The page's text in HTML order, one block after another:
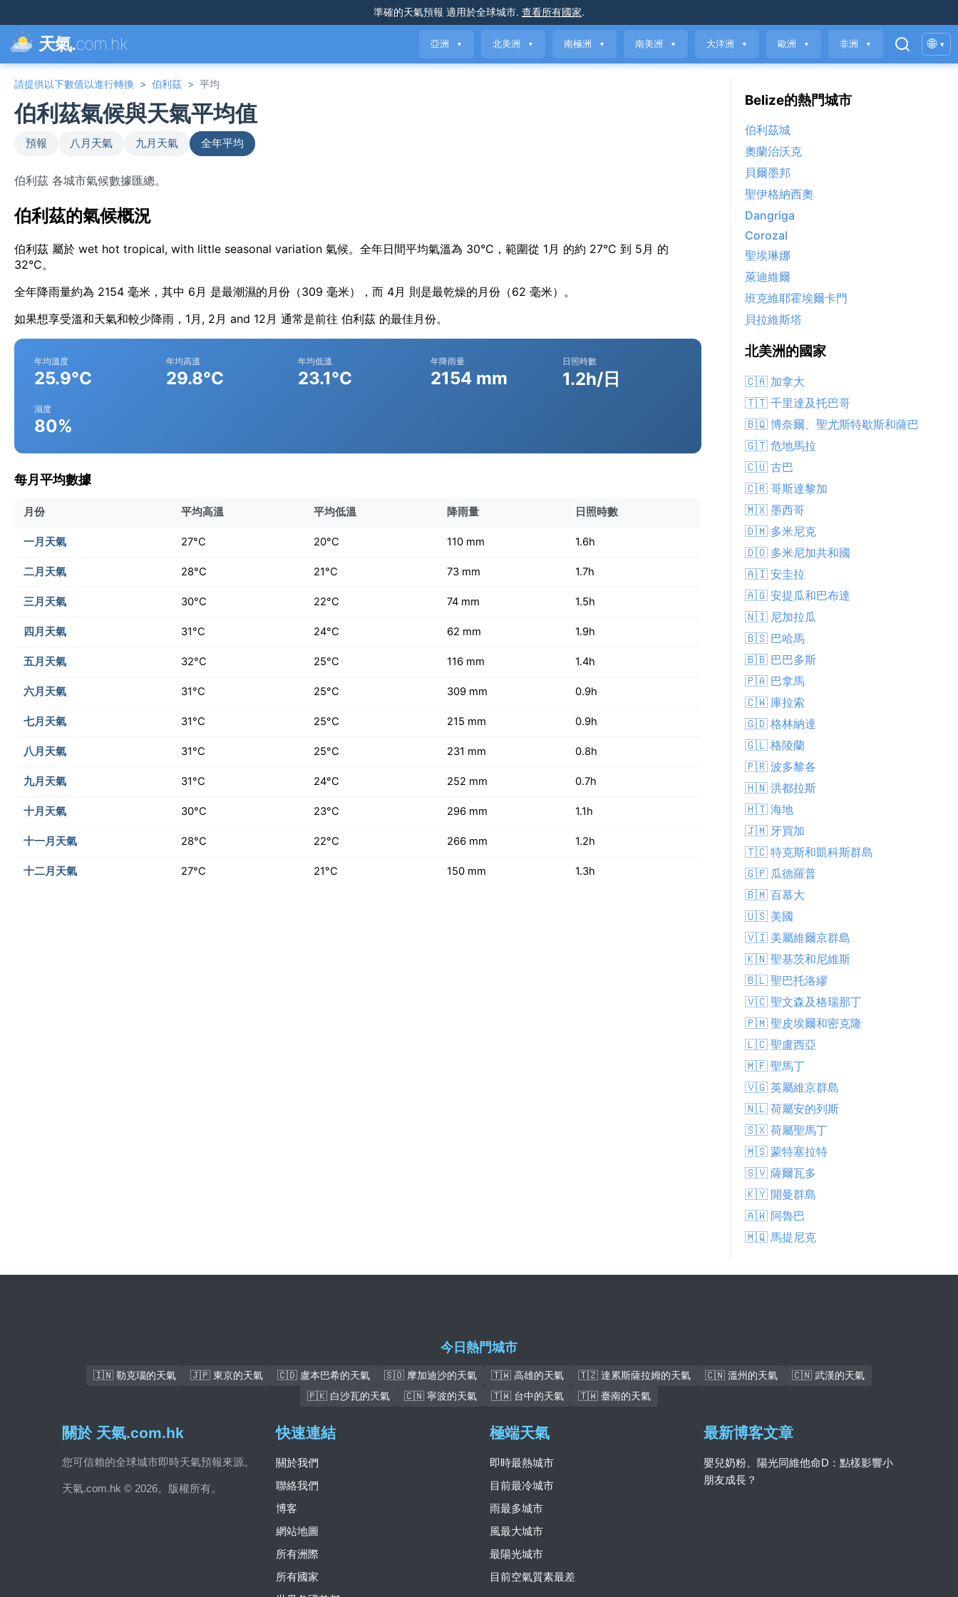
準確的天氣預報 適用於全球城市. 查看所有國家.
天氣.com.hk 亞洲 ▼ 北美洲 ▼ 南極洲 ▼ 南美洲 ▼ 大洋洲 ▼ 歐洲 ▼ 非洲 ▼ 🌐 ▾
請提供以下數值以進行轉換 > 伯利茲 > 平均
伯利茲氣候與天氣平均值
預報 八月天氣 九月天氣 全年平均
伯利茲 各城市氣候數據匯總。
伯利茲的氣候概況
伯利茲 屬於 wet hot tropical, with little seasonal variation 氣候。全年日間平均氣溫為 30°C，範圍從 1月 的約 27°C 到 5月 的
32°C。
全年降雨量約為 2154 毫米，其中 6月 是最潮濕的月份（309 毫米），而 4月 則是最乾燥的月份（62 毫米）。
如果想享受溫和天氣和較少降雨，1月, 2月 and 12月 通常是前往 伯利茲 的最佳月份。
年均溫度
25.9°C
年均高溫
29.8°C
年均低溫
23.1°C
年降雨量
2154 mm
日照時數
1.2h/日
濕度
80%
每月平均數據
月份 平均高溫 平均低溫 降雨量 日照時數
一月天氣 27°C 20°C 110 mm 1.6h
二月天氣 28°C 21°C 73 mm 1.7h
三月天氣 30°C 22°C 74 mm 1.5h
四月天氣 31°C 24°C 62 mm 1.9h
五月天氣 32°C 25°C 116 mm 1.4h
六月天氣 31°C 25°C 309 mm 0.9h
七月天氣 31°C 25°C 215 mm 0.9h
八月天氣 31°C 25°C 231 mm 0.8h
九月天氣 31°C 24°C 252 mm 0.7h
十月天氣 30°C 23°C 296 mm 1.1h
十一月天氣 28°C 22°C 266 mm 1.2h
十二月天氣 27°C 21°C 150 mm 1.3h
Belize的熱門城市
伯利茲城
奧蘭治沃克
貝爾墨邦
聖伊格納西奧
Dangriga
Corozal
聖埃琳娜
萊迪維爾
班克維耶霍埃爾卡門
貝拉維斯塔
北美洲的國家
🇨🇦 加拿大
🇹🇹 千里達及托巴哥
🇧🇶 博奈爾、聖尤斯特歇斯和薩巴
🇬🇹 危地馬拉
🇨🇺 古巴
🇨🇷 哥斯達黎加
🇲🇽 墨西哥
🇩🇲 多米尼克
🇩🇴 多米尼加共和國
🇦🇮 安圭拉
🇦🇬 安提瓜和巴布達
🇳🇮 尼加拉瓜
🇧🇸 巴哈馬
🇧🇧 巴巴多斯
🇵🇦 巴拿馬
🇨🇼 庫拉索
🇬🇩 格林納達
🇬🇱 格陵蘭
🇵🇷 波多黎各
🇭🇳 洪都拉斯
🇭🇹 海地
🇯🇲 牙買加
🇹🇨 特克斯和凱科斯群島
🇬🇵 瓜德羅普
🇧🇲 百慕大
🇺🇸 美國
🇻🇮 美屬維爾京群島
🇰🇳 聖基茨和尼維斯
🇧🇱 聖巴托洛繆
🇻🇨 聖文森及格瑞那丁
🇵🇲 聖皮埃爾和密克隆
🇱🇨 聖盧西亞
🇲🇫 聖馬丁
🇻🇬 英屬維京群島
🇳🇱 荷屬安的列斯
🇸🇽 荷屬聖馬丁
🇲🇸 蒙特塞拉特
🇸🇻 薩爾瓦多
🇰🇾 開曼群島
🇦🇼 阿魯巴
🇲🇶 馬提尼克
今日熱門城市
🇮🇳 勒克瑙的天氣 🇯🇵 東京的天氣 🇨🇩 盧本巴希的天氣 🇸🇴 摩加迪沙的天氣 🇹🇼 高雄的天氣 🇹🇿 達累斯薩拉姆的天氣 🇨🇳 溫州的天氣
🇨🇳 武漢的天氣
🇵🇰 白沙瓦的天氣
🇨🇳 寧波的天氣 🇹🇼 台中的天氣 🇹🇼 臺南的天氣
關於 天氣.com.hk
您可信賴的全球城市即時天氣預報來源。
天氣.com.hk © 2026。版權所有。
快速連結
關於我們
聯絡我們
博客
網站地圖
所有洲際
所有國家
極端天氣
即時最熱城市
目前最冷城市
雨最多城市
風最大城市
最陽光城市
目前空氣質素最差
最新博客文章
嬰兒奶粉、陽光同維他命D：點樣影響小
朋友成長？